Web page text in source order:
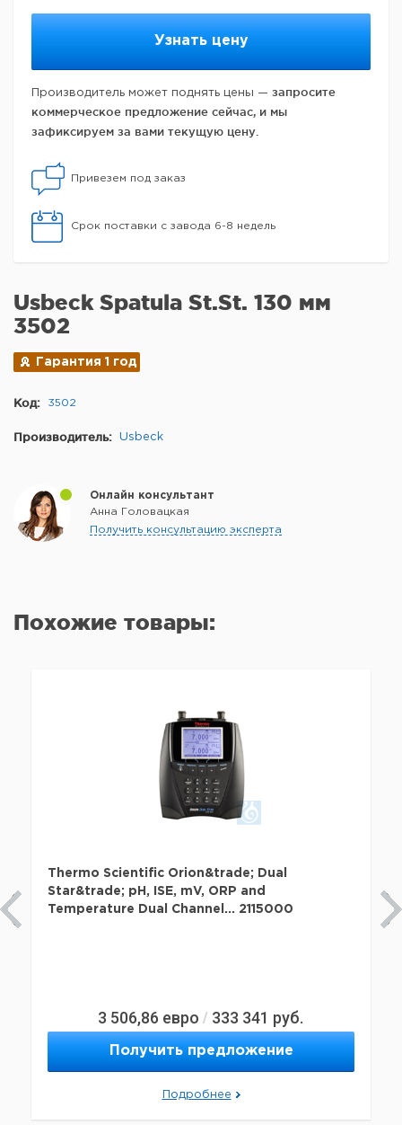
Узнать цену
Производитель может поднять цены — запросите
коммерческое предложение сейчас, и мы
зафиксируем за вами текущую цену.
Привезем под заказ
Срок поставки с завода 6-8 недель
Usbeck Spatula St.St. 130 мм
3502
Гарантия 1 год
Код: 3502
Производитель: Usbeck
Онлайн консультант
Анна Головацкая
Получить консультацию эксперта
Похожие товары:
Thermo Scientific Orion&trade; Dual
Star&trade; pH, ISE, mV, ORP and
Temperature Dual Channel... 2115000
3 506,86 евро / 333 341 руб.
Получить предложение
Подробнее